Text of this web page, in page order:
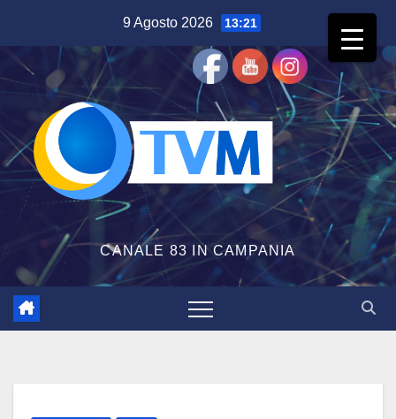
contenuto
9 Agosto 2026 13:21
CANALE 83 IN CAMPANIA